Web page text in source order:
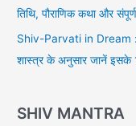
तिथि, पौराणिक कथा और
Shiv-Parvati in Dream :
शास्त्र के अनुसार जानें इसके
SHIV MANTRA